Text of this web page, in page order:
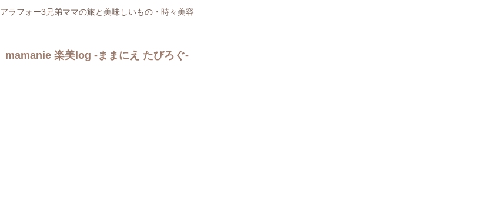
アラフォー3兄弟ママの旅と美味しいもの・時々美容
mamanie 楽美log -ままにえ たびろぐ-